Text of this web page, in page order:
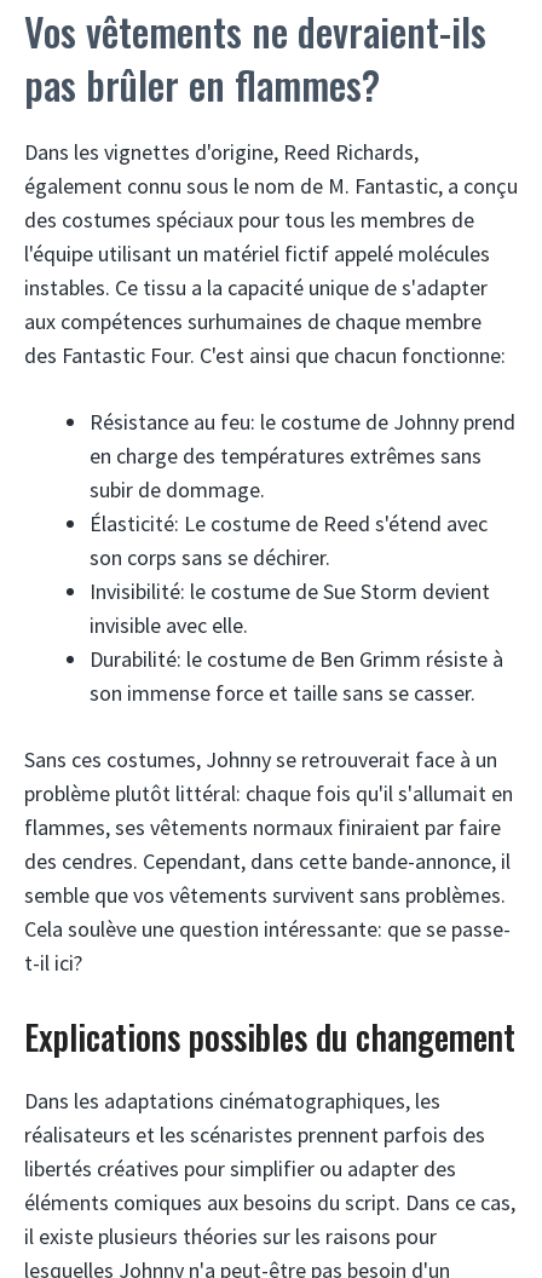
Vos vêtements ne devraient-ils
pas brûler en flammes?
Dans les vignettes d'origine, Reed Richards,
également connu sous le nom de M. Fantastic, a conçu
des costumes spéciaux pour tous les membres de
l'équipe utilisant un matériel fictif appelé molécules
instables. Ce tissu a la capacité unique de s'adapter
aux compétences surhumaines de chaque membre
des Fantastic Four. C'est ainsi que chacun fonctionne:
Résistance au feu: le costume de Johnny prend
en charge des températures extrêmes sans
subir de dommage.
Élasticité: Le costume de Reed s'étend avec
son corps sans se déchirer.
Invisibilité: le costume de Sue Storm devient
invisible avec elle.
Durabilité: le costume de Ben Grimm résiste à
son immense force et taille sans se casser.
Sans ces costumes, Johnny se retrouverait face à un
problème plutôt littéral: chaque fois qu'il s'allumait en
flammes, ses vêtements normaux finiraient par faire
des cendres. Cependant, dans cette bande-annonce, il
semble que vos vêtements survivent sans problèmes.
Cela soulève une question intéressante: que se passe-
t-il ici?
Explications possibles du changement
Dans les adaptations cinématographiques, les
réalisateurs et les scénaristes prennent parfois des
libertés créatives pour simplifier ou adapter des
éléments comiques aux besoins du script. Dans ce cas,
il existe plusieurs théories sur les raisons pour
lesquelles Johnny n'a peut-être pas besoin d'un